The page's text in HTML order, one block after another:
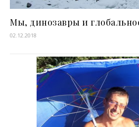
Мы, динозавры и
02.12.2018